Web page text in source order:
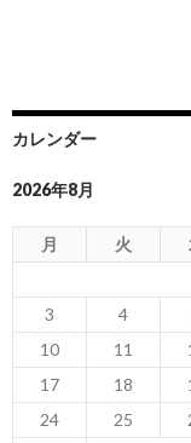
カレンダー
2026年8月
月 火
3
4
10
11
17
18
24
25